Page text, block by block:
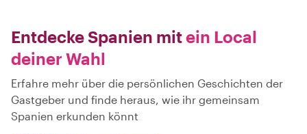
Entdecke Spanien mitein Local
deiner Wahl
Erfahre mehr über die persönlichen Geschichten der
Gastgeber und finde heraus, wie ihr gemeinsam
Spanien erkunden könnt